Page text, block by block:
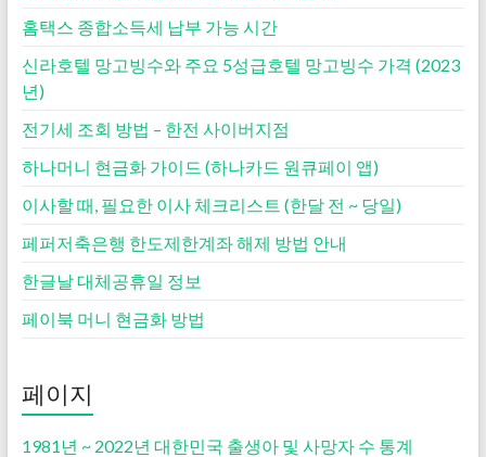
홈택스 종합소득세 납부 가능 시간
신라호텔 망고빙수와 주요 5성급호텔 망고빙수 가격 (2023
년)
전기세 조회 방법 – 한전 사이버지점
하나머니 현금화 가이드 (하나카드 원큐페이 앱)
이사할 때, 필요한 이사 체크리스트 (한달 전 ~ 당일)
페퍼저축은행 한도제한계좌 해제 방법 안내
한글날 대체공휴일 정보
페이북 머니 현금화 방법
페이지
1981년 ~ 2022년 대한민국 출생아 및 사망자 수 통계